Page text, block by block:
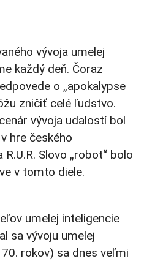
vývoja umelej
každý deň. Čoraz
o „apokalypse
zničiť celé ľudstvo.
vývoja udalostí bol
hre českého
Slovo „robot“ bolo
v tomto diele.
umelej inteligencie
sa vývoju umelej
rokov) sa dnes veľmi